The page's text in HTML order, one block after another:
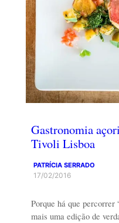
Gastronomia
Tivoli Lisboa
PATRÍCIA SERRADO
17/02/2016
Porque há que
mais uma edição de